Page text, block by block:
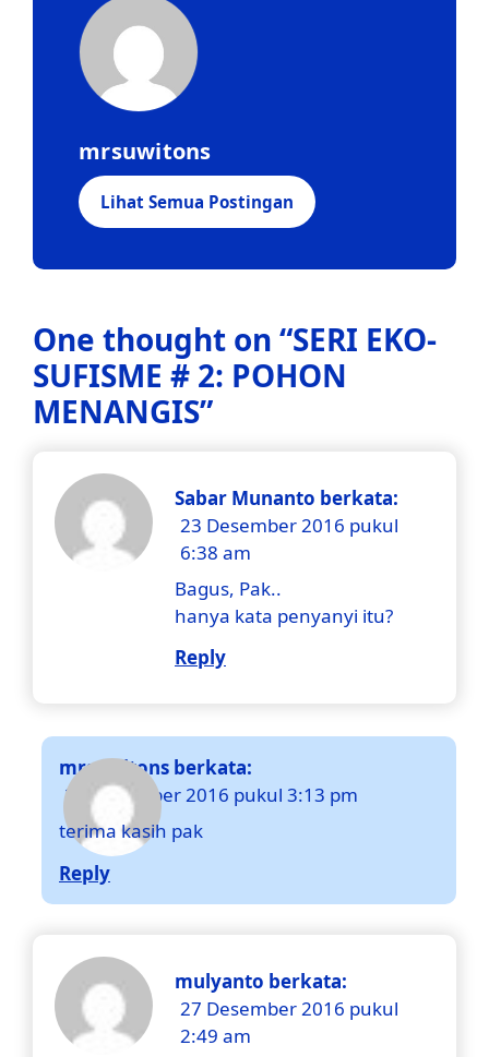
mrsuwitons
Lihat Semua Postingan
One thought on “SERI EKO-
SUFISME # 2: POHON
MENANGIS”
Sabar Munanto berkata:
23 Desember 2016 pukul
6:38 am
Bagus, Pak..
hanya kata penyanyi itu?
Reply
mrsuwitons berkata:
23 Desember 2016 pukul 3:13 pm
terima kasih pak
Reply
mulyanto berkata:
27 Desember 2016 pukul
2:49 am